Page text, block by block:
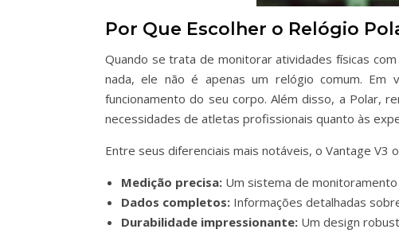
Por Que Escolher o Relógio
Quando se trata de monitorar atividades físicas
nada, ele não é apenas um relógio comum.
funcionamento do seu corpo. Além disso, a Polar,
necessidades de atletas profissionais quanto às
Entre seus diferenciais mais notáveis, o Vantage V3
Medição precisa: Um sistema de
Dados completos: Informações detalhadas
Durabilidade impressionante: Um design